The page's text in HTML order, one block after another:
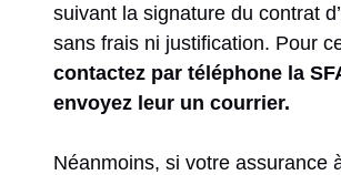
suivant la signature du contrat
sans frais ni justification. Pour
contactez par téléphone la
envoyez leur un courrier.
Néanmoins, si votre assurance